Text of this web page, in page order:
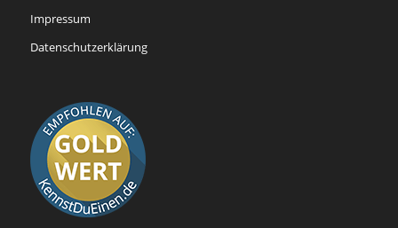
Impressum
Datenschutzerklärung